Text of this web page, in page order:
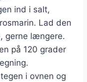
ind i salt,
Lad den
gerne længere.
på 120 grader
i ovnen og